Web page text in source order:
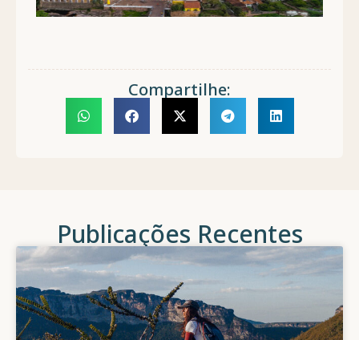
Compartilhe:
Publicações Recentes